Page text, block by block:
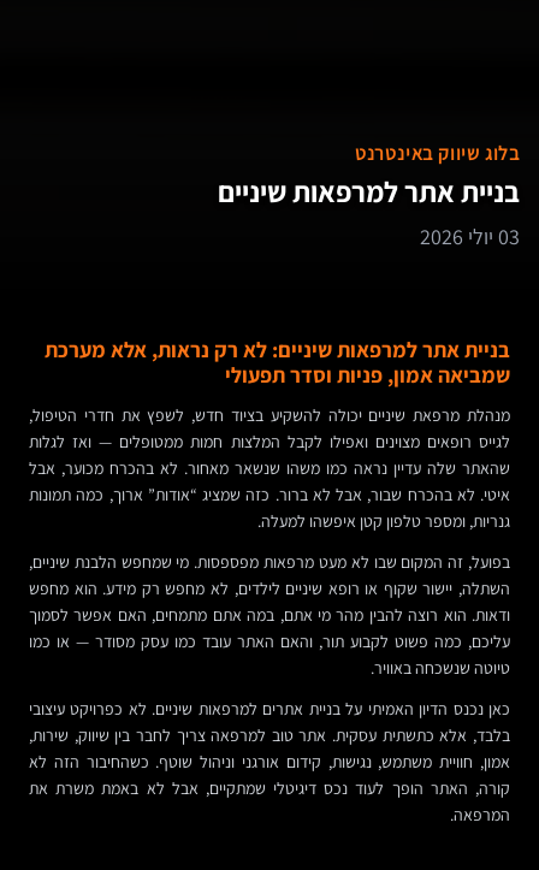
בלוג שיווק באינטרנט
בניית אתר למרפאות שיניים
03 יולי 2026
בניית אתר למרפאות שיניים: לא רק נראות, אלא מערכת
שמביאה אמון, פניות וסדר תפעולי
מנהלת מרפאת שיניים יכולה להשקיע בציוד חדש, לשפץ את חדרי הטיפול,
לגייס רופאים מצוינים ואפילו לקבל המלצות חמות ממטופלים — ואז לגלות
שהאתר שלה עדיין נראה כמו משהו שנשאר מאחור. לא בהכרח מכוער, אבל
איטי. לא בהכרח שבור, אבל לא ברור. כזה שמציג “אודות” ארוך, כמה תמונות
גנריות, ומספר טלפון קטן איפשהו למעלה.
בפועל, זה המקום שבו לא מעט מרפאות מפספסות. מי שמחפש הלבנת שיניים,
השתלה, יישור שקוף או רופא שיניים לילדים, לא מחפש רק מידע. הוא מחפש
ודאות. הוא רוצה להבין מהר מי אתם, במה אתם מתמחים, האם אפשר לסמוך
עליכם, כמה פשוט לקבוע תור, והאם האתר עובד כמו עסק מסודר — או כמו
טיוטה שנשכחה באוויר.
כאן נכנס הדיון האמיתי על בניית אתרים למרפאות שיניים. לא כפרויקט עיצובי
בלבד, אלא כתשתית עסקית. אתר טוב למרפאה צריך לחבר בין שיווק, שירות,
אמון, חוויית משתמש, נגישות, קידום אורגני וניהול שוטף. כשהחיבור הזה לא
קורה, האתר הופך לעוד נכס דיגיטלי שמתקיים, אבל לא באמת משרת את
המרפאה.